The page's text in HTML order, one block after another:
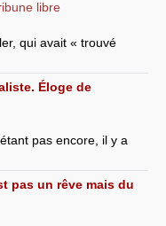
libre
qui avait « trouvé
Éloge de
pas encore, il y a
pas un rêve mais du